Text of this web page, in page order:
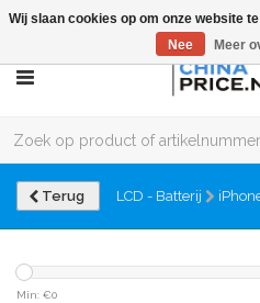
Terug LCD - Batterij
Min: €0
Wij slaan cookies op om onze website
Nee
Meer